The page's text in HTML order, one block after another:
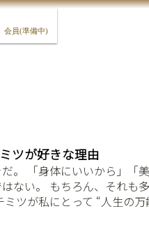
会員(準備中)
ツが好きな理由
。 「身体にいいから」「
ない。 もちろん、それも
ミツが私にとって “人生の万